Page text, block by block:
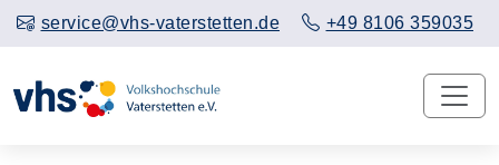
service@vhs-vaterstetten.de +49 8106 359035